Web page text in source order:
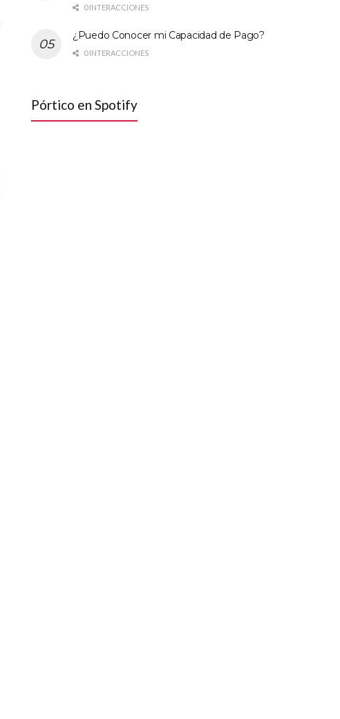
0 INTERACCIONES
¿Puedo Conocer mi Capacidad de Pago?
0 INTERACCIONES
Pórtico en Spotify